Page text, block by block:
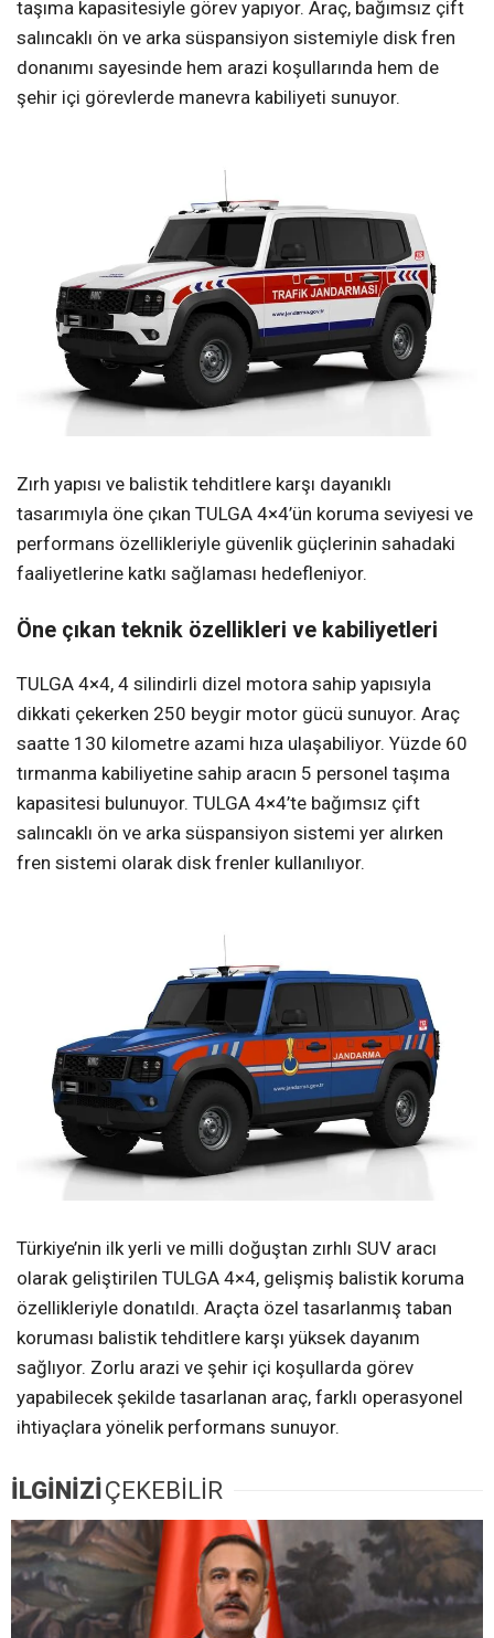
taşıma kapasitesiyle görev yapıyor. Araç, bağımsız çift
salıncaklı ön ve arka süspansiyon sistemiyle disk fren
donanımı sayesinde hem arazi koşullarında hem de
şehir içi görevlerde manevra kabiliyeti sunuyor.
Zırh yapısı ve balistik tehditlere karşı dayanıklı
tasarımıyla öne çıkan TULGA 4×4’ün koruma seviyesi ve
performans özellikleriyle güvenlik güçlerinin sahadaki
faaliyetlerine katkı sağlaması hedefleniyor.
Öne çıkan teknik özellikleri ve kabiliyetleri
TULGA 4×4, 4 silindirli dizel motora sahip yapısıyla
dikkati çekerken 250 beygir motor gücü sunuyor. Araç
saatte 130 kilometre azami hıza ulaşabiliyor. Yüzde 60
tırmanma kabiliyetine sahip aracın 5 personel taşıma
kapasitesi bulunuyor. TULGA 4×4’te bağımsız çift
salıncaklı ön ve arka süspansiyon sistemi yer alırken
fren sistemi olarak disk frenler kullanılıyor.
Türkiye’nin ilk yerli ve milli doğuştan zırhlı SUV aracı
olarak geliştirilen TULGA 4×4, gelişmiş balistik koruma
özellikleriyle donatıldı. Araçta özel tasarlanmış taban
koruması balistik tehditlere karşı yüksek dayanım
sağlıyor. Zorlu arazi ve şehir içi koşullarda görev
yapabilecek şekilde tasarlanan araç, farklı operasyonel
ihtiyaçlara yönelik performans sunuyor.
İLGİNİZİÇEKEBİLİR